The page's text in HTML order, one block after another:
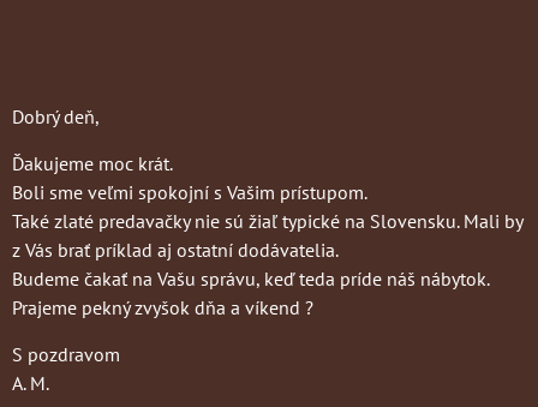
Dobrý deň,
Ďakujeme moc krát.
Boli sme veľmi spokojní s Vašim prístupom.
Také zlaté predavačky nie sú žiaľ typické na Slovensku. Mali by
z Vás brať príklad aj ostatní dodávatelia.
Budeme čakať na Vašu správu, keď teda príde náš nábytok.
Prajeme pekný zvyšok dňa a víkend ?
S pozdravom
A. M.